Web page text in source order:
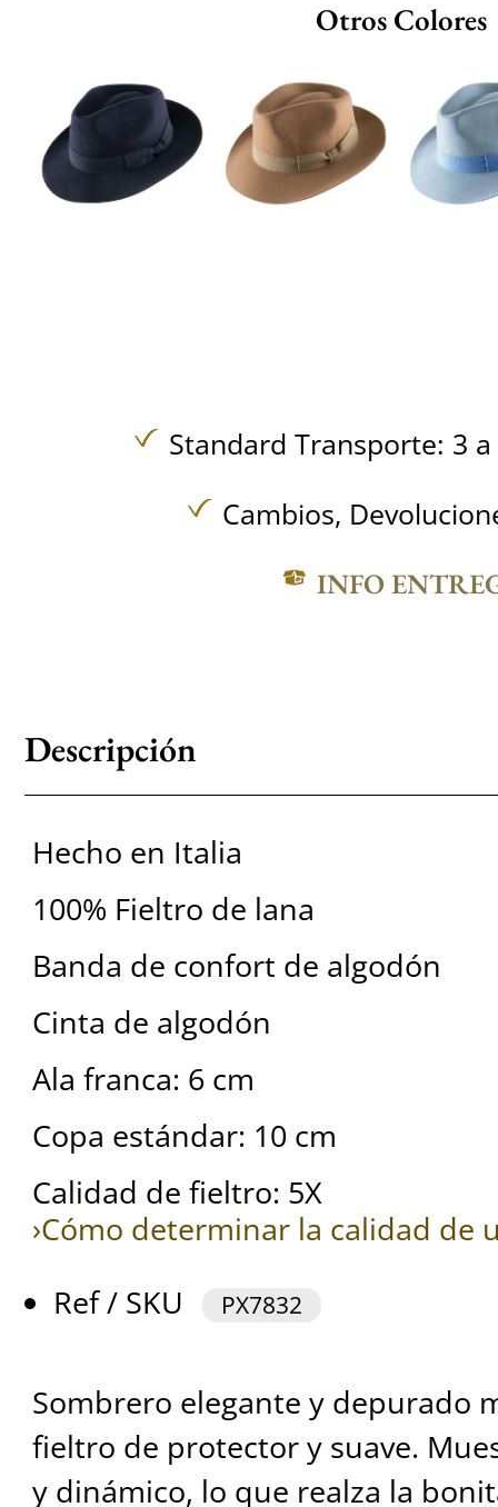
Otros Colores
Standard Transporte: 3
Cambios,
INFO
Descripción
Hecho en Italia
100% Fieltro de lana
Banda de confort de algodón
Cinta de algodón
Ala franca: 6 cm
Copa estándar: 10 cm
Calidad de fieltro: 5X
›Cómo determinar la calidad de
Ref / SKU
PX7832
Sombrero elegante y depurado
fieltro de protector y suave.
y dinámico, lo que realza la